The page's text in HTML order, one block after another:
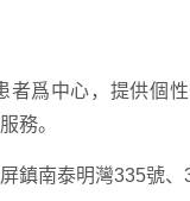
中心，提供個性
務。
南泰明灣335號、